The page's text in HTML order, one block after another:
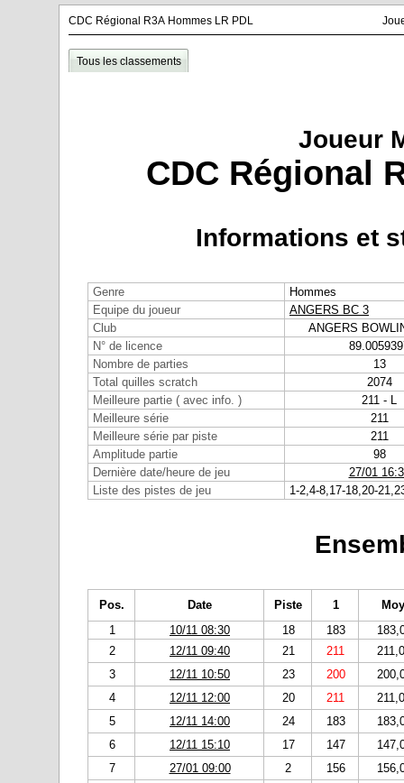
CDC Régional R3A Hommes LR PDL
Tous les classements
Joueur
CDC Régional
Informations et
Genre
Hommes
Equipe du joueur
ANGERS BC 3
Club
ANGERS
N° de licence
Nombre de parties
13
Total quilles scratch
2074
Meilleure partie ( avec info. )
211 - L
Meilleure série
211
Meilleure série par piste
211
Amplitude partie
98
Dernière date/heure de jeu
27/01
Liste des pistes de jeu
1-2,4-8,17-18,20-
Pos. Date Piste 1
1
10/11 08:30 18 183
2
12/11 09:40 21 211
3
12/11 10:50 23 200
4
12/11 12:00 20 211
5
12/11 14:00 24 183
6
12/11 15:10 17 147
7
27/01 09:00 2 156